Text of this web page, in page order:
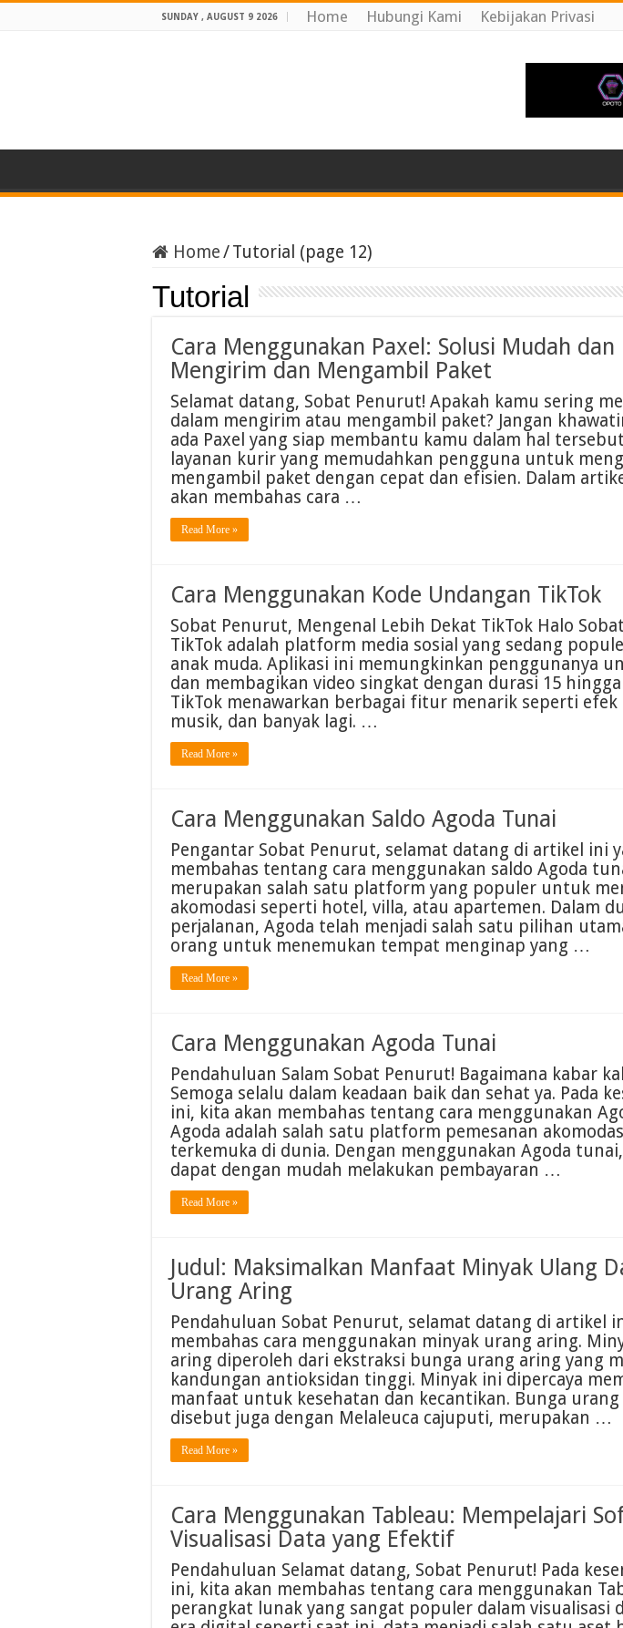
SUNDAY , AUGUST 9 2026 Home Hubungi Kami Kebijakan Privasi
Home/Tutorial (page 12)
Tutorial
Cara Menggunakan Paxel: Solusi Mudah dan
Mengirim dan Mengambil Paket
Selamat datang, Sobat Penurut! Apakah kamu sering
dalam mengirim atau mengambil paket? Jangan
ada Paxel yang siap membantu kamu dalam hal
layanan kurir yang memudahkan pengguna untuk
mengambil paket dengan cepat dan efisien. Dalam
akan membahas cara …
Read More »
Cara Menggunakan Kode Undangan TikTok
Sobat Penurut, Mengenal Lebih Dekat TikTok Halo
TikTok adalah platform media sosial yang sedang
anak muda. Aplikasi ini memungkinkan penggunanya
dan membagikan video singkat dengan durasi 15
TikTok menawarkan berbagai fitur menarik seperti
musik, dan banyak lagi. …
Read More »
Cara Menggunakan Saldo Agoda Tunai
Pengantar Sobat Penurut, selamat datang di artikel ini
membahas tentang cara menggunakan saldo Agoda
merupakan salah satu platform yang populer untuk
akomodasi seperti hotel, villa, atau apartemen. Dalam
perjalanan, Agoda telah menjadi salah satu pilihan
orang untuk menemukan tempat menginap yang …
Read More »
Cara Menggunakan Agoda Tunai
Pendahuluan Salam Sobat Penurut! Bagaimana kabar
Semoga selalu dalam keadaan baik dan sehat ya. Pada
ini, kita akan membahas tentang cara menggunakan
Agoda adalah salah satu platform pemesanan
terkemuka di dunia. Dengan menggunakan Agoda
dapat dengan mudah melakukan pembayaran …
Read More »
Judul: Maksimalkan Manfaat Minyak Ulang
Urang Aring
Pendahuluan Sobat Penurut, selamat datang di artikel
membahas cara menggunakan minyak urang aring.
aring diperoleh dari ekstraksi bunga urang aring yang
kandungan antioksidan tinggi. Minyak ini dipercaya
manfaat untuk kesehatan dan kecantikan. Bunga
disebut juga dengan Melaleuca cajuputi, merupakan …
Read More »
Cara Menggunakan Tableau: Mempelajari
Visualisasi Data yang Efektif
Pendahuluan Selamat datang, Sobat Penurut! Pada
ini, kita akan membahas tentang cara menggunakan
perangkat lunak yang sangat populer dalam visualisasi